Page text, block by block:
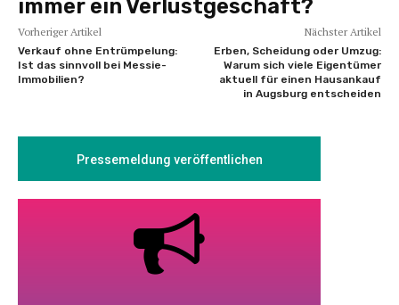
immer ein Verlustgeschäft?
Vorheriger Artikel
Verkauf ohne Entrümpelung:
Ist das sinnvoll bei Messie-
Immobilien?
Nächster Artikel
Erben, Scheidung oder Umzug:
Warum sich viele Eigentümer
aktuell für einen Hausankauf
in Augsburg entscheiden
Pressemeldung veröffentlichen